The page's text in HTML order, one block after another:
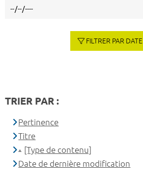
FILTRER PAR DATE
TRIER PAR :
Pertinence
Titre
[Type de contenu]
Date de dernière modification